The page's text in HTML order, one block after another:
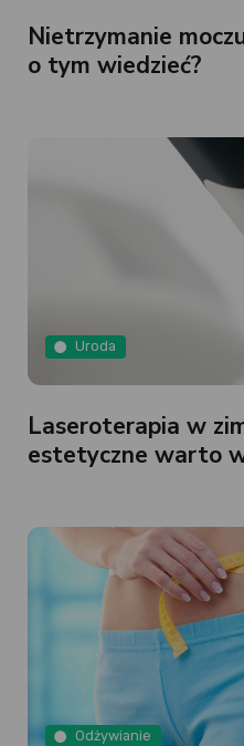
Nietrzymanie
o tym wiedzieć?
Uroda
Laseroterapia w
estetyczne warto
Odżywianie